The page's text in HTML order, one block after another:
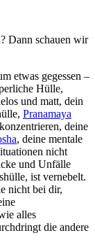
Dann schauen wir
etwas gegessen –
Hülle,
und matt, dein
Pranamaya
deine
, deine mentale
nicht
und Unfälle
ist vernebelt.
nicht bei dir,
alles
die andere